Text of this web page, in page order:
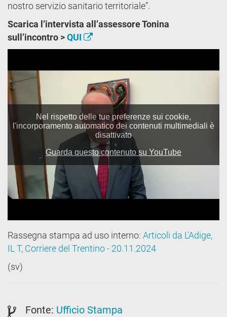
nostro servizio sanitario territoriale”.
Scarica l’intervista all’assessore Tonina
sull’incontro >QUI
Rassegna stampa ad uso interno: Articoli da L'Adige,
IL T, Corriere del Trentino - 20.11.2024
(sv)
Fonte: Ufficio Stampa